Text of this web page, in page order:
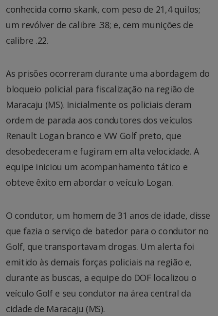
conhecida como skank, com peso de 21,4 quilos;
um revólver de calibre .38; e, cem munições de
calibre .22.
As prisões ocorreram durante uma abordagem do
bloqueio policial para fiscalização na região de
Maracaju (MS). Inicialmente os policiais deram
ordem de parada aos condutores dos veículos
Renault Logan branco e VW Golf preto, que
desobedeceram e fugiram em alta velocidade. A
equipe iniciou um acompanhamento tático e
obteve êxito em abordar o veículo Logan.
O condutor, um homem de 31 anos de idade, disse
que fazia o serviço de batedor para o condutor no
Golf, que transportavam drogas. Um alerta foi
emitido às demais forças policiais na região e,
durante as buscas, a equipe do DOF localizou o
veículo Golf e seu condutor na área central da
cidade de Maracaju (MS).